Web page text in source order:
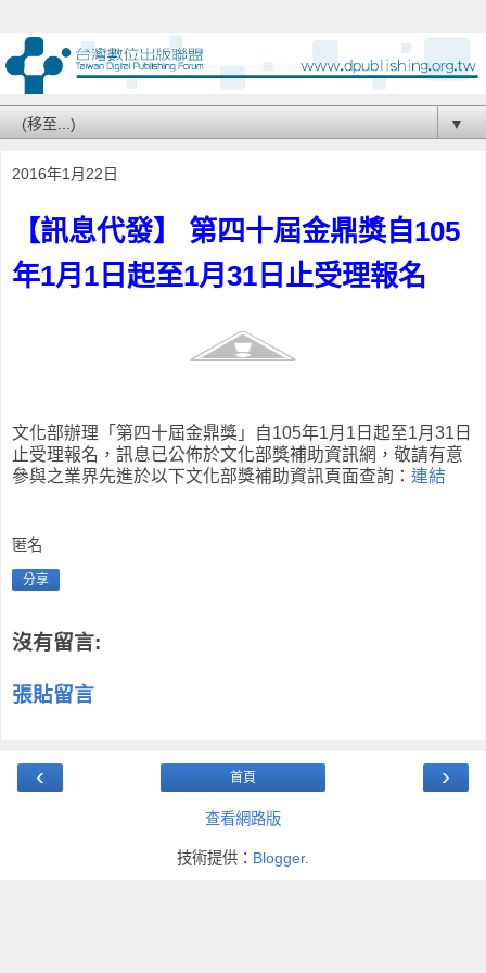
▼
2016年1月22日
【訊息代發】 第四十屆金鼎獎自105
年1月1日起至1月31日止受理報名
文化部辦理「第四十屆金鼎獎」自105年1月1日起至1月31日
止受理報名，訊息已公佈於文化部獎補助資訊網，敬請有意
參與之業界先進於以下文化部獎補助資訊頁面查詢： 連結
匿名
分享
沒有留言:
張貼留言
‹ ›
首頁
查看網路版
技術提供： Blogger.